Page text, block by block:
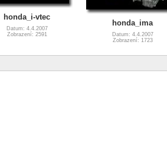
honda_i-vtec
Datum: 4.4.2007
Zobrazení: 2591
honda_ima
Datum: 4.4.2007
Zobrazení: 1723